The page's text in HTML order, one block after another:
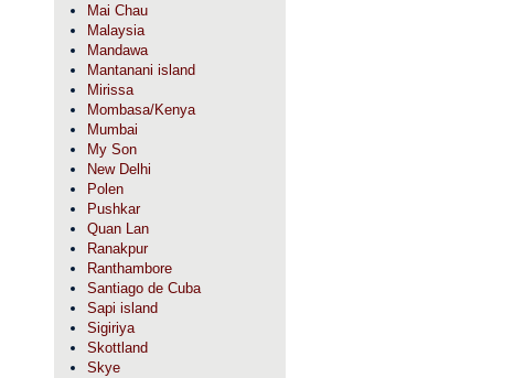
Mai Chau
Malaysia
Mandawa
Mantanani island
Mirissa
Mombasa/Kenya
Mumbai
My Son
New Delhi
Polen
Pushkar
Quan Lan
Ranakpur
Ranthambore
Santiago de Cuba
Sapi island
Sigiriya
Skottland
Skye